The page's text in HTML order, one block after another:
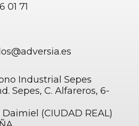
01 71
Industrial Sepes
Sepes, C. Alfareros, 6-
Daimiel (CIUDAD REAL)